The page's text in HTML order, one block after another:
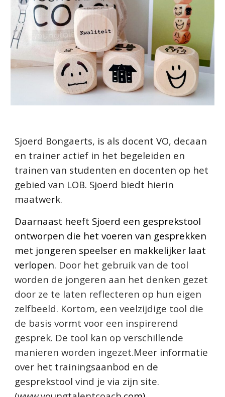
Sjoerd Bongaerts, is als docent VO, decaan
en trainer actief in het begeleiden en
trainen van studenten en docenten op het
gebied van LOB. Sjoerd biedt hierin
maatwerk.
Daarnaast heeft Sjoerd een gesprekstool
ontworpen die het voeren van gesprekken
met jongeren speelser en makkelijker laat
verlopen. Door het gebruik van de tool
worden de jongeren aan het denken gezet
door ze te laten reflecteren op hun eigen
zelfbeeld. Kortom, een veelzijdige tool die
de basis vormt voor een inspirerend
gesprek. De tool kan op verschillende
manieren worden ingezet.Meer informatie
over het trainingsaanbod en de
gesprekstool vind je via zijn site.